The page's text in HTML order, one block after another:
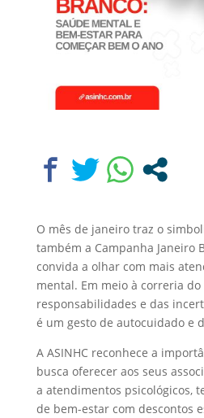
O mês de janeiro traz o
também a Campanha Janeiro
convida a olhar com mais
mental. Em meio à correria
responsabilidades e das
é um gesto de autocuidado e
A ASINHC reconhece a
busca oferecer aos seus
a atendimentos psicológicos,
de bem-estar com descontos